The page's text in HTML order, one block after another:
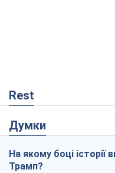
Rest
Думки
На якому боці
Трамп?